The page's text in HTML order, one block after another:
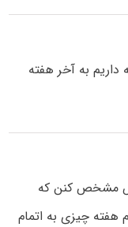
به آخر هفته
مشخص کنن که
هفته چیزی به اتمام